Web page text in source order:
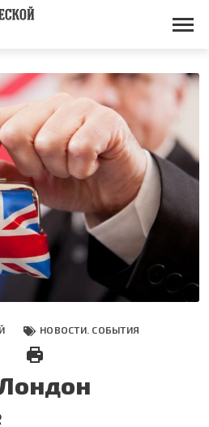
НОВОСТИ. СОБЫТИЯ